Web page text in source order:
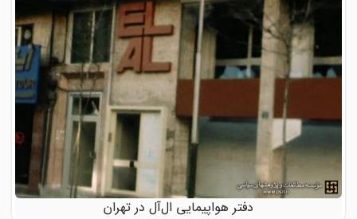
دفتر هواپیمایی ال‌آل در تهران